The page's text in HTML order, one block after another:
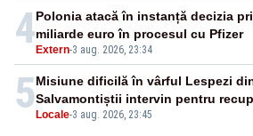
4 Extern-3 aug. 2026, 23:34
Polonia atacă în instanță decizia
miliarde euro în procesul cu Pfizer
5 Locale-3 aug. 2026, 23:45
Misiune dificilă în vârful Lespezi
Salvamontiștii intervin pentru